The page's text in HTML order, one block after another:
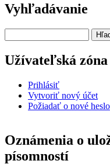
Vyhľadávanie
Užívateľská zóna
Prihlásiť
Vytvoriť nový účet
Požiadať o nové heslo
Oznámenia o
písomností